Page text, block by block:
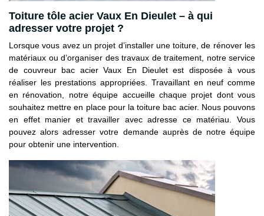
Toiture tôle acier Vaux En Dieulet – à qui
adresser votre projet ?
Lorsque vous avez un projet d’installer une toiture, de rénover les
matériaux ou d’organiser des travaux de traitement, notre service
de couvreur bac acier Vaux En Dieulet est disposée à vous
réaliser les prestations appropriées. Travaillant en neuf comme
en rénovation, notre équipe accueille chaque projet dont vous
souhaitez mettre en place pour la toiture bac acier. Nous pouvons
en effet manier et travailler avec adresse ce matériau. Vous
pouvez alors adresser votre demande auprès de notre équipe
pour obtenir une intervention.